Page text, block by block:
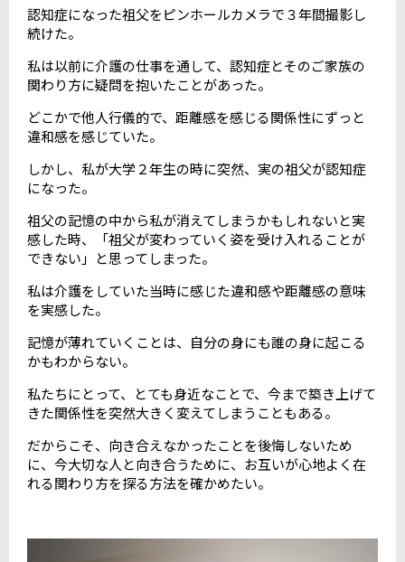
認知症になった祖父をピンホールカメラで３年間撮影し
続けた。
私は以前に介護の仕事を通して、認知症とそのご家族の
関わり方に疑問を抱いたことがあった。
どこかで他人行儀的で、距離感を感じる関係性にずっと
違和感を感じていた。
しかし、私が大学２年生の時に突然、実の祖父が認知症
になった。
祖父の記憶の中から私が消えてしまうかもしれないと実
感した時、「祖父が変わっていく姿を受け入れることが
できない」と思ってしまった。
私は介護をしていた当時に感じた違和感や距離感の意味
を実感した。
記憶が薄れていくことは、自分の身にも誰の身に起こる
かもわからない。
私たちにとって、とても身近なことで、今まで築き上げて
きた関係性を突然大きく変えてしまうこともある。
だからこそ、向き合えなかったことを後悔しないため
に、今大切な人と向き合うために、お互いが心地よく在
れる関わり方を探る方法を確かめたい。